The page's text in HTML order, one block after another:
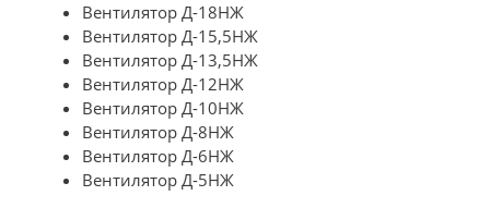
Вентилятор Д-18НЖ
Вентилятор Д-15,5НЖ
Вентилятор Д-13,5НЖ
Вентилятор Д-12НЖ
Вентилятор Д-10НЖ
Вентилятор Д-8НЖ
Вентилятор Д-6НЖ
Вентилятор Д-5НЖ